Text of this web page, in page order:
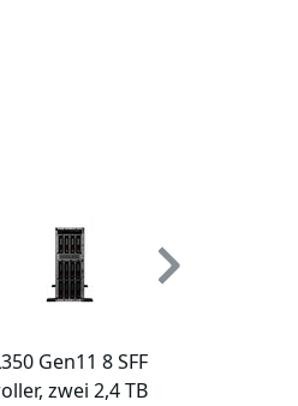
Gen11 8 SFF
zwei 2,4 TB